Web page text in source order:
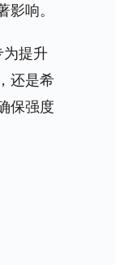
响。
为提升
还是希
保强度